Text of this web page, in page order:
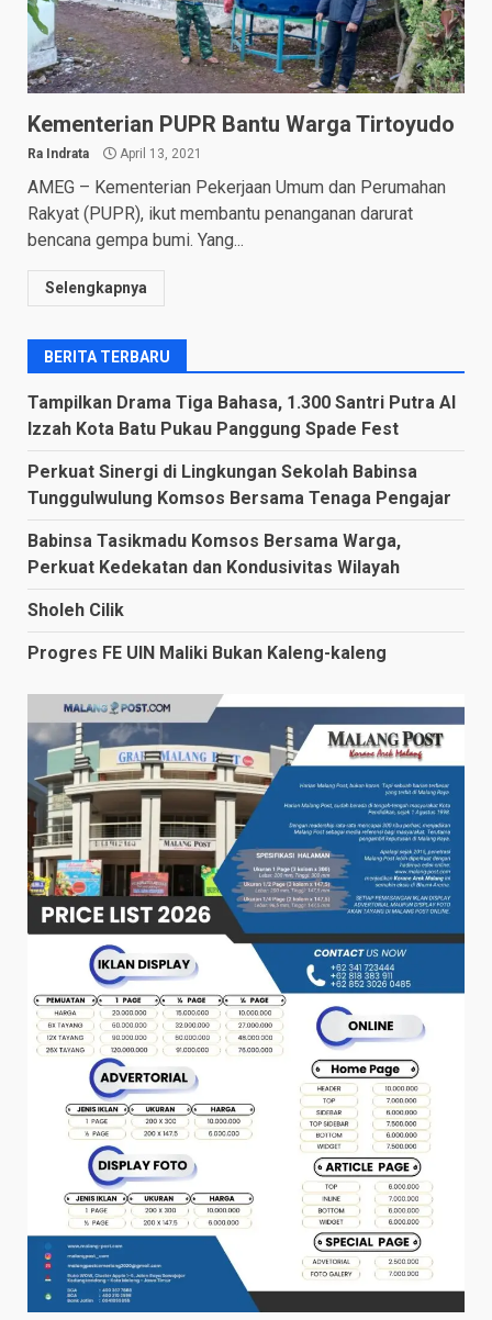
Kementerian PUPR Bantu Warga Tirtoyudo
Ra Indrata April 13, 2021
AMEG – Kementerian Pekerjaan Umum dan Perumahan
Rakyat (PUPR), ikut membantu penanganan darurat
bencana gempa bumi. Yang...
Selengkapnya
BERITA TERBARU
Tampilkan Drama Tiga Bahasa, 1.300 Santri Putra Al
Izzah Kota Batu Pukau Panggung Spade Fest
Perkuat Sinergi di Lingkungan Sekolah Babinsa
Tunggulwulung Komsos Bersama Tenaga Pengajar
Babinsa Tasikmadu Komsos Bersama Warga,
Perkuat Kedekatan dan Kondusivitas Wilayah
Sholeh Cilik
Progres FE UIN Maliki Bukan Kaleng-kaleng